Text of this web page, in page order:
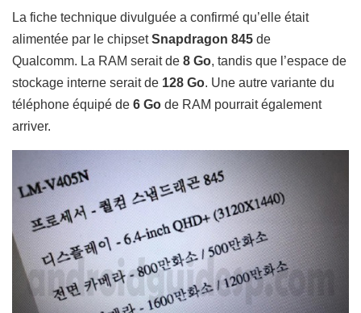
La fiche technique divulguée a confirmé qu’elle était
alimentée par le chipsetSnapdragon 845 de
Qualcomm. La RAM serait de 8 Go, tandis que l’espace de
stockage interne serait de 128 Go. Une autre variante du
téléphone équipé de 6 Go de RAM pourrait également
arriver.